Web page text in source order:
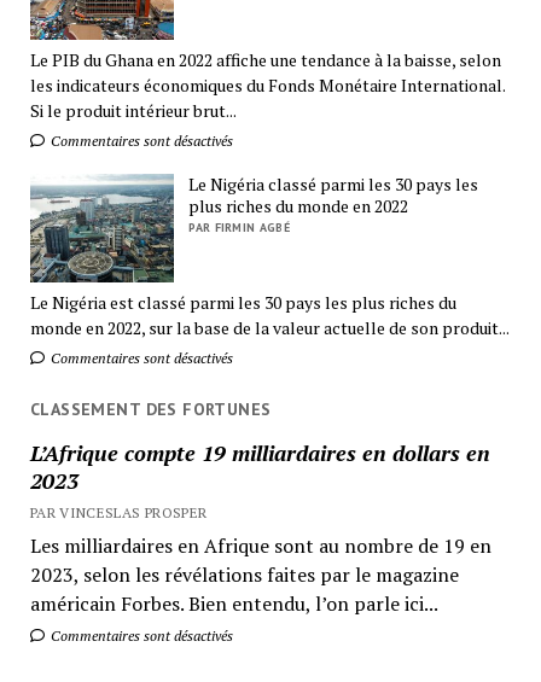
Le PIB du Ghana en 2022 affiche une tendance à la baisse, selon
les indicateurs économiques du Fonds Monétaire International.
Si le produit intérieur brut...
Commentaires sont désactivés
Le Nigéria classé parmi les 30 pays les
plus riches du monde en 2022
PAR FIRMIN AGBÉ
Le Nigéria est classé parmi les 30 pays les plus riches du
monde en 2022, sur la base de la valeur actuelle de son produit...
Commentaires sont désactivés
CLASSEMENT DES FORTUNES
L’Afrique compte 19 milliardaires en dollars en
2023
PAR VINCESLAS PROSPER
Les milliardaires en Afrique sont au nombre de 19 en
2023, selon les révélations faites par le magazine
américain Forbes. Bien entendu, l’on parle ici...
Commentaires sont désactivés